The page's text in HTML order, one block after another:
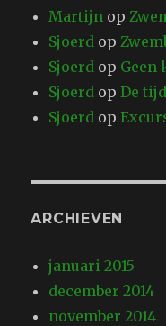
Martijn op
Sjoerd op
Sjoerd op Geen
Sjoerd opDe
Sjoerd op
ARCHIEVEN
januari 2015
december 2014
november 2014